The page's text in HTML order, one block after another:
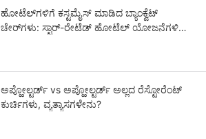
ಹೋಟೆಲ್‌ಗಳಿಗೆ ಕಸ್ಟಮೈಸ್ ಮಾಡಿದ ಬ್ಯಾಂಕ್ವೆಟ್
ಚೇರ್‌ಗಳು: ಸ್ಟಾರ್-ರೇಟೆಡ್ ಹೋಟೆಲ್ ಯೋಜನೆಗಳಿಗಾಗಿ
ಅಪ್ಹೋಲ್ಟರ್ಡ್ vs ಅಪ್ಹೋಲ್ಟರ್ಡ್ ಅಲ್ಲದ ರೆಸ್ಟೋರೆಂಟ್
ಕುರ್ಚಿಗಳು, ವ್ಯತ್ಯಾಸಗಳೇನು?